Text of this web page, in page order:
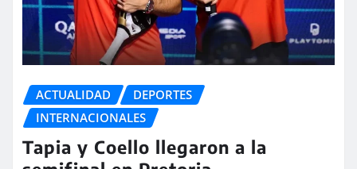
ACTUALIDAD
DEPORTES
INTERNACIONALES
Tapia y Coello llegaron a la